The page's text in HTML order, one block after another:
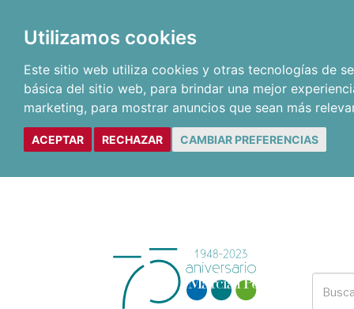
Utilizamos cookies
Este sitio web utiliza cookies y otras tecnologías de
básica del sitio web, para brindar una mejor
marketing, para mostrar anuncios que sean más
ACEPTAR RECHAZAR CAMBIAR PREFERENCIAS